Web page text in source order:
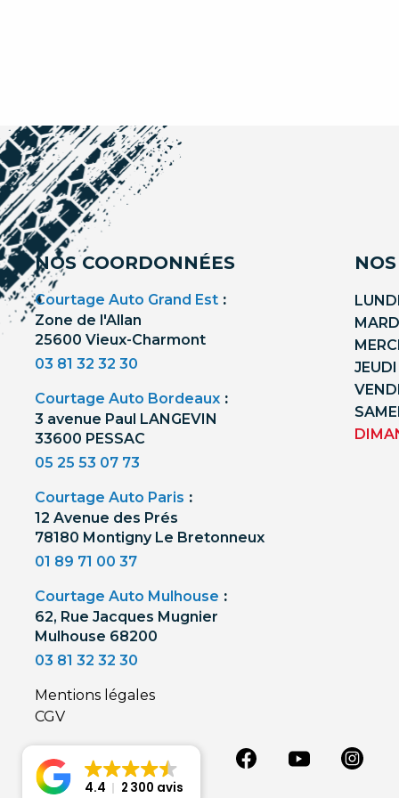
NOS COORDONNÉES
Courtage Auto Grand Est :
Zone de l'Allan
25600 Vieux-Charmont
03 81 32 32 30
Courtage Auto Bordeaux :
3 avenue Paul LANGEVIN
33600 PESSAC
05 25 53 07 73
Courtage Auto Paris :
12 Avenue des Prés
78180 Montigny Le Bretonneux
01 89 71 00 37
Courtage Auto Mulhouse :
62, Rue Jacques Mugnier
Mulhouse 68200
03 81 32 32 30
Mentions légales
CGV
4.4 2 300 avis